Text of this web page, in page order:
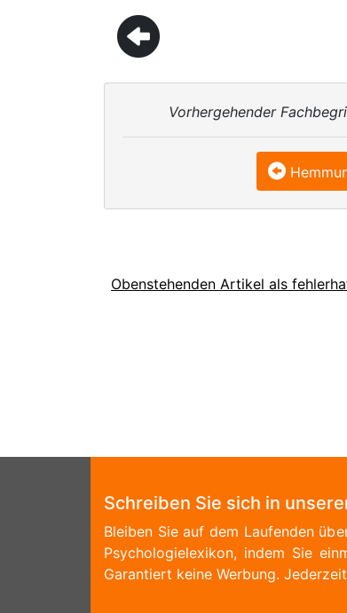
Vorhergehender
Obenstehenden Artikel als
Schreiben Sie sich in
Bleiben Sie auf dem Laufenden
Psychologielexikon, indem Sie
Garantiert keine Werbung.